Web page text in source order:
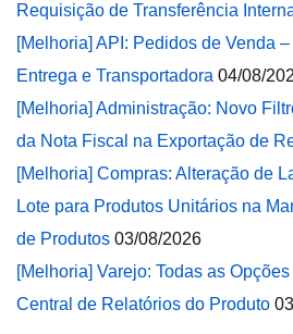
Requisição de Transferência
[Melhoria] API: Pedidos de Venda
Entrega e Transportadora 04/08/
[Melhoria] Administração: Novo
da Nota Fiscal na Exportação de
[Melhoria] Compras: Alteração de
Lote para Produtos Unitários na
de Produtos 03/08/2026
[Melhoria] Varejo: Todas as
Central de Relatórios do Produto